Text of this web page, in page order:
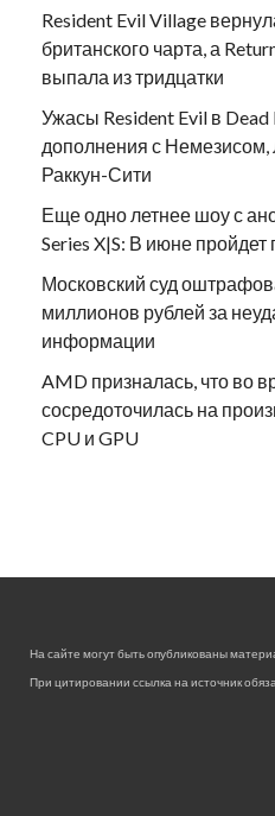
Resident Evil Village
британского чарта, а
выпала из тридцатки
Ужасы Resident Evil в
дополнения с
Раккун-Сити
Еще одно летнее шоу с
Series X|S: В июне
Московский суд
миллионов рублей за
информации
AMD призналась, что во
сосредоточилась на
CPU и GPU
На сайте могут быть опубликованы
При цитировании ссылка на источник